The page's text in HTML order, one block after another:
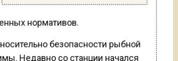
нормативов.
безопасности рыбной
Недавно со станции начался